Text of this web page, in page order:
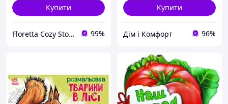
Купити
Floretta Cozy Store 99%
Купити
Дім і Комфорт 96%